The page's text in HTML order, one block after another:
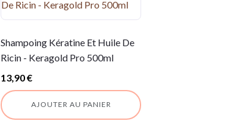
Shampoing Kératine Et Huile De
Ricin - Keragold Pro 500ml
13,90€
AJOUTER AU PANIER